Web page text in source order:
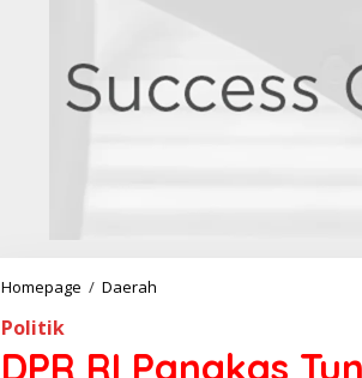
Homepage / Daerah
I
Politik
DPR RI Pangkas